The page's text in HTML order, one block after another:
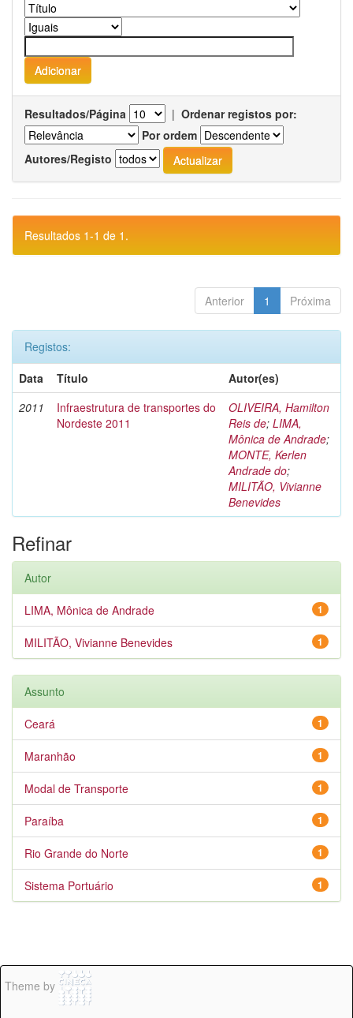
Resultados/Página | Ordenar registos por:
Por ordem
Autores/Registo
Resultados 1-1 de 1.
Anterior 1 Próxima
Registos:
Data
Título
Autor(es)
2011
Infraestrutura de transportes do
Nordeste 2011
OLIVEIRA, Hamilton
Reis de; LIMA,
Mônica de Andrade;
MONTE, Kerlen
Andrade do;
MILITÃO, Vivianne
Benevides
Refinar
Autor
1
LIMA, Mônica de Andrade
1
MILITÃO, Vivianne Benevides
Assunto
1
Ceará
1
Maranhão
1
Modal de Transporte
1
Paraíba
1
Rio Grande do Norte
1
Sistema Portuário
Theme by